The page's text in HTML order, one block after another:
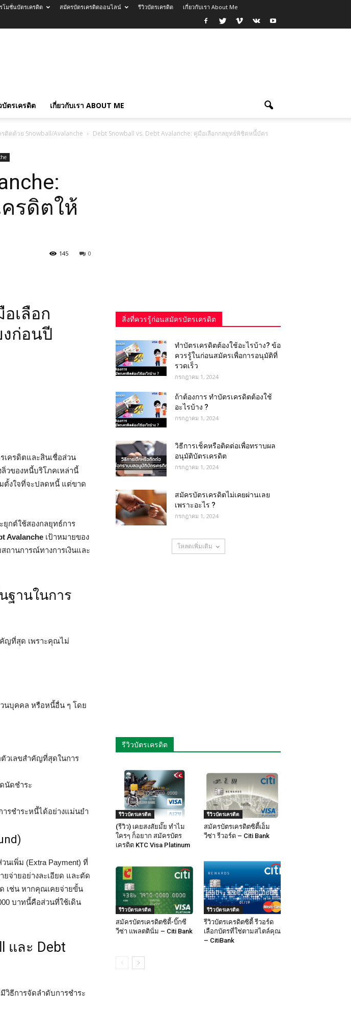
โมชั่นบัตรเครดิต สมัครบัตรเครดิตออนไลน์ รีวิวบัตรเครดิต เกี่ยวกับเรา About Me
บัตรเครดิต เกี่ยวกับเรา ABOUT ME
ดิตด้วย Snowball/Avalanche
Debt Snowball vs. Debt Avalanche: คู่มือเลือกกลยุทธ์พิชิตหนี้บัตร
รดิตให้
0
145
อเลือก
ก่อนปี
ครดิตและสินเชื่อส่วน
ลิ่วของหนี้บริโภคเหล่านี้
ตั้งใจที่จะปลดหนี้ แต่ขาด
ยุกต์ใช้สองกลยุทธ์การ
Avalanche เป้าหมายของ
ถานการณ์ทางการเงินและ
ฐานในการ
คัญที่สุด เพราะคุณไม่
นบุคคล หรือหนี้อื่น ๆ โดย
วเลขสำคัญที่สุดในการ
นัดชำระ
รชำระหนี้ได้อย่างแม่นยำ
นเพิ่ม (Extra Payment) ที่
จ่ายอย่างละเอียด และตัด
เช่น หากคุณเคยจ่ายขั้น
บาทนี้คือส่วนที่ใช้เดิน
และ Debt
วิธีการจัดลำดับการชำระ
สิ่งที่ควรรู้ก่อนสมัครบัตรเครดิต
ทําบัตรเครดิตต้องใช้อะไรบ้าง? ข้อ
ควรรู้ในก่อนสมัครเพื่อการอนุมัติที่
รวดเร็ว
กรกฎาคม 1, 2024
ถ้าต้องการ ทําบัตรเครดิตต้องใช้
อะไรบ้าง ?
กรกฎาคม 1, 2024
วิธีการเช็คหรือติดต่อเพื่อทราบผล
อนุมัติบัตรเครดิต
กรกฎาคม 1, 2024
สมัครบัตรเครดิตไม่เคยผ่านเลย
เพราะอะไร ?
กรกฎาคม 1, 2024
โหลดเพิ่มเติม
รีวิวบัตรเครดิต
รีวิวบัตรเครดิต
(รีวิว) เคยสงสัยมั๊ย ทำไม
ใครๆ ก็อยาก สมัครบัตร
เครดิต KTC Visa Platinum
รีวิวบัตรเครดิต
สมัครบัตรเครดิตซิตี้เอ็ม
วีซ่า รีวอร์ด – Citi Bank
รีวิวบัตรเครดิต
สมัครบัตรเครดิตซิตี้-บิ๊กซี
วีซ่า แพลตตินั่ม – Citi Bank
รีวิวบัตรเครดิต
รีวิวบัตรเครดิตซิตี้ รีวอร์ด
เลือกบัตรที่ใช่ตามสไตล์คุณ
– CitiBank